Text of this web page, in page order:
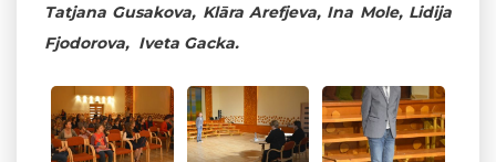
Tatjana Gusakova, Klāra Arefjeva, Ina Mole, Lidija
Fjodorova, Iveta Gacka.